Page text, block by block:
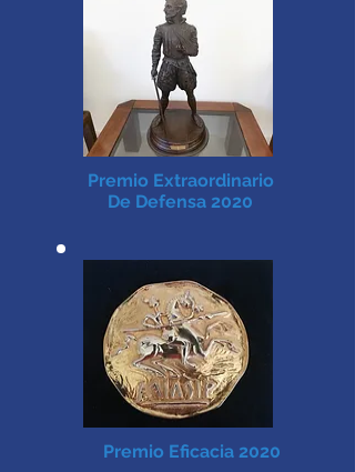
Premio Extraordinario
De Defensa 2020
Premio Eficacia 2020